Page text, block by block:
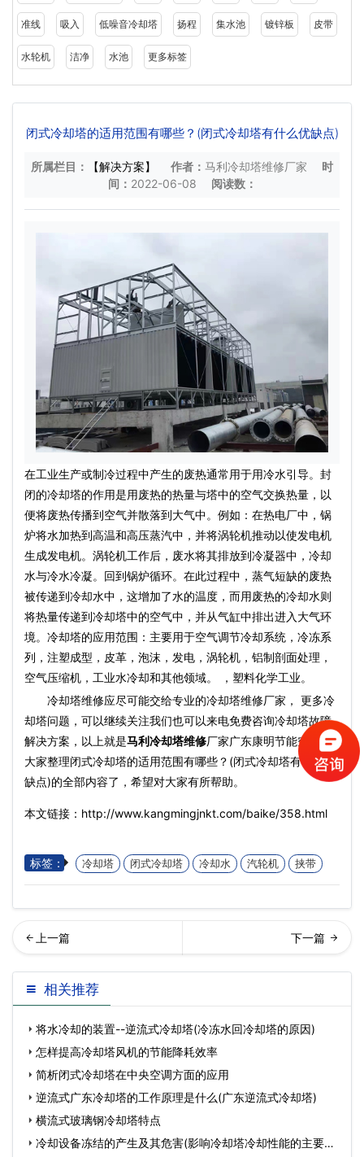
准线 吸入 低噪音冷却塔 扬程 集水池 镀锌板 皮带
水轮机 洁净 水池 更多标签
闭式冷却塔的适用范围有哪些？(闭式冷却塔有什么优缺点)
所属栏目： 【解决方案】 作者： 马利冷却塔维修厂家
时
间： 2022-06-08 阅读数：
在工业生产或制冷过程中产生的废热通常用于用冷水引导。封
闭的冷却塔的作用是用废热的热量与塔中的空气交换热量，以
便将废热传播到空气并散落到大气中。例如：在热电厂中，锅
炉将水加热到高温和高压蒸汽中，并将涡轮机推动以使发电机
生成发电机。涡轮机工作后，废水将其排放到冷凝器中，冷却
水与冷水冷凝。回到锅炉循环。在此过程中，蒸气短缺的废热
被传递到冷却水中，这增加了水的温度，而用废热的冷却水则
将热量传递到冷却塔中的空气中，并从气缸中排出进入大气环
境。冷却塔的应用范围：主要用于空气调节冷却系统，冷冻系
列，注塑成型，皮革，泡沫，发电，涡轮机，铝制剖面处理，
空气压缩机，工业水冷却和其他领域。 ，塑料化学工业。
冷却塔维修应尽可能交给专业的冷却塔维修厂家， 更多冷
却塔问题，可以继续关注我们也可以来电免费咨询冷却塔故障
解决方案，以上就是马利冷却塔维修厂家广东康明节能空调为
大家整理闭式冷却塔的适用范围有哪些？(闭式冷却塔有什么优
缺点)的全部内容了，希望对大家有所帮助。
本文链接：http://www.kangmingjnkt.com/baike/358.html
标签： 冷却塔 闭式冷却塔 冷却水 汽轮机 挟带
却塔温度可以降到多少度(冷
却塔可以冷却多少度…
温冷却塔填料与配水系统的
综合使用(高温冷却塔
相关推荐
将水冷却的装置--逆流式冷却塔(冷冻水回冷却塔的原因)
怎样提高冷却塔风机的节能降耗效率
简析闭式冷却塔在中央空调方面的应用
逆流式广东冷却塔的工作原理是什么(广东逆流式冷却塔)
横流式玻璃钢冷却塔特点
冷却设备冻结的产生及其危害(影响冷却塔冷却性能的主要参